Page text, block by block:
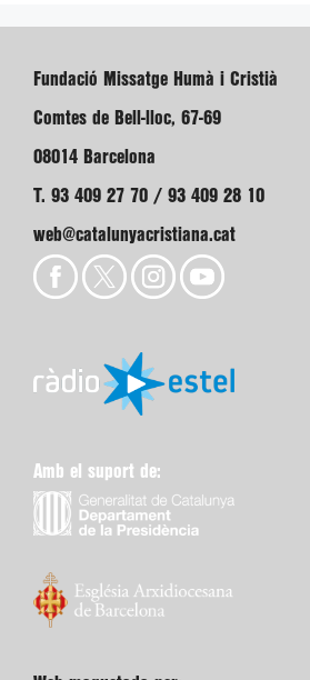
Fundació Missatge Humà i Cristià
Comtes de Bell-lloc, 67-69
08014 Barcelona
T. 93 409 27 70 / 93 409 28 10
web@catalunyacristiana.cat
Amb el suport de: